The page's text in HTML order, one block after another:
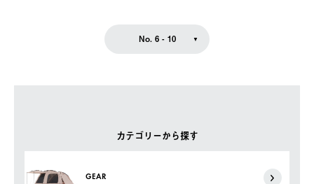
カテゴリーから探す
GEAR
No. 6 - 10